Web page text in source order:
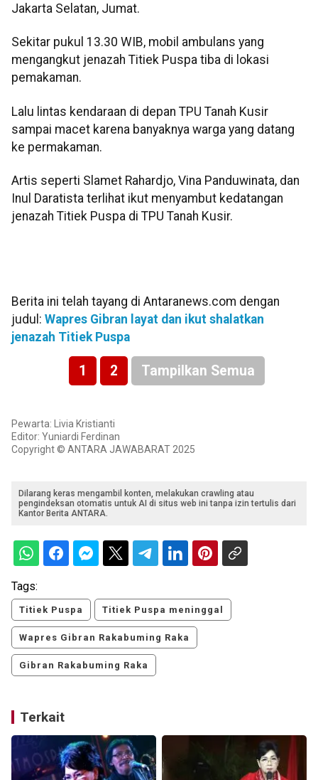
Jakarta Selatan, Jumat.
Sekitar pukul 13.30 WIB, mobil ambulans yang
mengangkut jenazah Titiek Puspa tiba di lokasi
pemakaman.
Lalu lintas kendaraan di depan TPU Tanah Kusir
sampai macet karena banyaknya warga yang datang
ke permakaman.
Artis seperti Slamet Rahardjo, Vina Panduwinata, dan
Inul Daratista terlihat ikut menyambut kedatangan
jenazah Titiek Puspa di TPU Tanah Kusir.
Berita ini telah tayang di Antaranews.com dengan
judul: Wapres Gibran layat dan ikut shalatkan
jenazah Titiek Puspa
1 2 Tampilkan Semua
Pewarta: Livia Kristianti
Editor: Yuniardi Ferdinan
Copyright © ANTARA JAWABARAT 2025
Dilarang keras mengambil konten, melakukan crawling atau
pengindeksan otomatis untuk AI di situs web ini tanpa izin tertulis dari
Kantor Berita ANTARA.
Tags:
Titiek Puspa Titiek Puspa meninggal
Wapres Gibran Rakabuming Raka
Gibran Rakabuming Raka
Terkait